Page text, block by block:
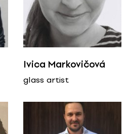
Ivica Markovičová
glass artist